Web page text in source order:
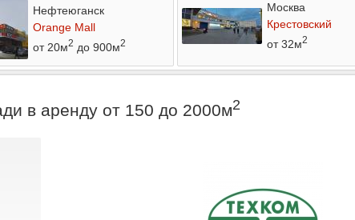
Нефтеюганск
Orange Mall
от 20м2 до 900м2
Москва
Крестовский
от 32м2
в аренду от 150 до 2000м2